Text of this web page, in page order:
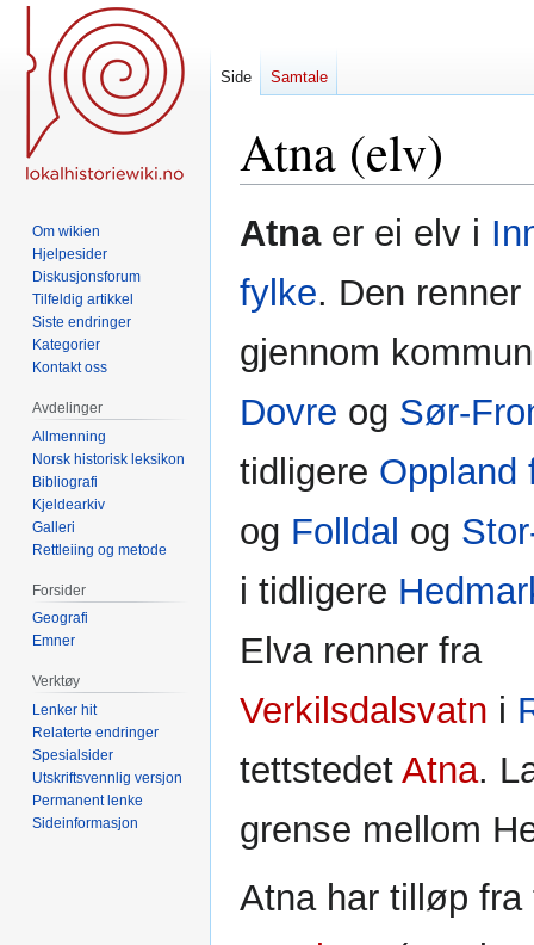
Atna (elv)
Hopp
til
Hopp
til
Atnaer ei elv i
fylke. Den renner
gjennom
Dovre og Sør-
tidligere Oppland
og Folldal og
i tidligere
Elva renner fra
Verkilsdalsvatn i
tettstedet Atna.
grense mellom
Atna har tilløp
Side Samtale
Om wikien
Hjelpesider
Diskusjonsforum
Tilfeldig artikkel
Siste endringer
Kategorier
Kontakt oss
Avdelinger
Allmenning
Norsk historisk leksikon
Bibliografi
Kjeldearkiv
Galleri
Rettleiing og metode
Forsider
Geografi
Emner
Verktøy
Lenker hit
Relaterte endringer
Spesialsider
Utskriftsvennlig versjon
Permanent lenke
Sideinformasjon